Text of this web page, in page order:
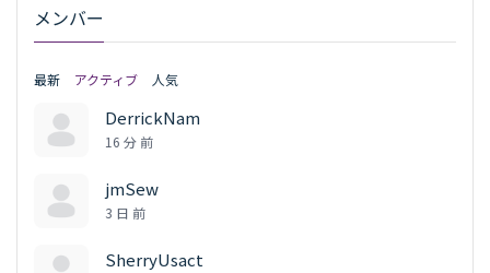
メンバー
最新 アクティブ 人気
DerrickNam
16 分 前
jmSew
3 日 前
SherryUsact